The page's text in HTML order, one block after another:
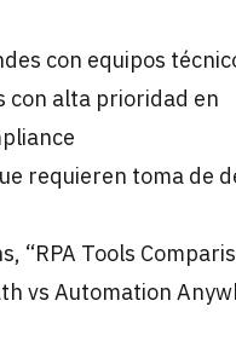
con equipos
con alta prioridad en
requieren toma de
“RPA Tools
vs Automation